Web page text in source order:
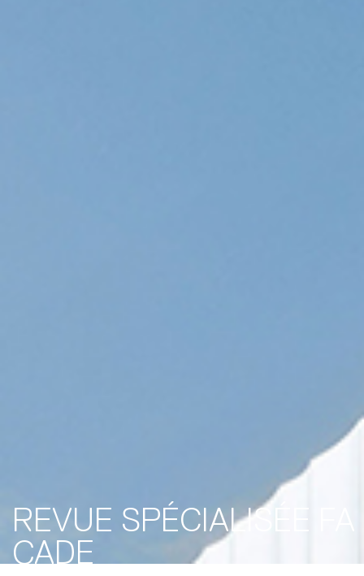
REVUE SPÉCIALISÉE FA
ÇADE